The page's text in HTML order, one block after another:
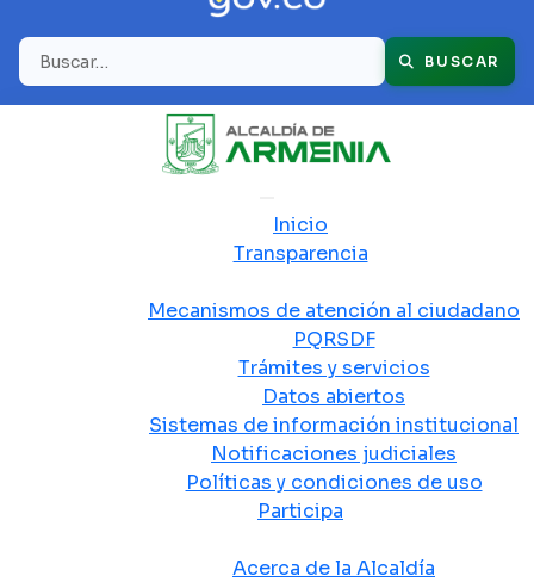
Buscar BUSCAR
Inicio
Transparencia
Mecanismos de atención al ciudadano
PQRSDF
Trámites y servicios
Datos abiertos
Sistemas de información institucional
Notificaciones judiciales
Políticas y condiciones de uso
Participa
Acerca de la Alcaldía